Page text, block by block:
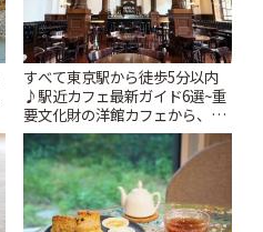
すべて東京駅から徒歩5分以内
♪駅近カフェ最新ガイド6選~重
要文化財の洋館カフェから、改
札すぐのレトロ喫茶まで~ | こと
りっぷ